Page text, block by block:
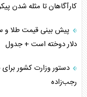
کارآگاهان تا مثله شدن
دلار دوخته است + جدول
دستور وزارت کشور
رجب‌زاده